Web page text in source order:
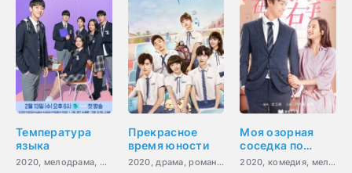
Температура
языка
2020, мелодрама, романтика, молодость, драма
Прекрасное
время юности
2020, драма, романтика, молодость
Моя озорная
соседка по
парте
2020, комедия, мелодрама, романтика, молодость